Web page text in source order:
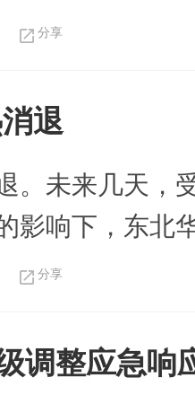
分享
退
。未来几天，
影响下，东北
分享
调整应急响